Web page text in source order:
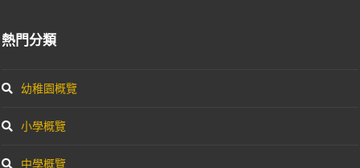
熱門分類
幼稚園概覽
小學概覽
中學概覽